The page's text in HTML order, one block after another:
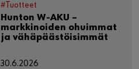
#Tuotteet
Hunton W-AKU –
markkinoiden ohuimmat
ja vähäpäästöisimmät
30.6.2026